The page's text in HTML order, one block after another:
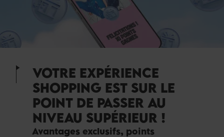
VOTRE EXPÉRIENCE
SHOPPING EST SUR LE
POINT DE PASSER AU
NIVEAU SUPÉRIEUR !
Avantages exclusifs, points